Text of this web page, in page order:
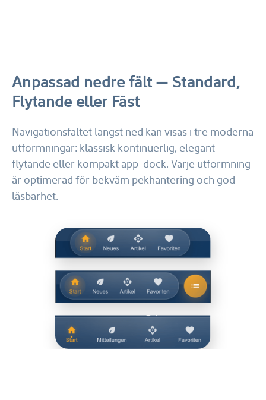
Anpassad nedre fält — Standard,
Flytande eller Fäst
Navigationsfältet längst ned kan visas i tre moderna
utformningar: klassisk kontinuerlig, elegant
flytande eller kompakt app-dock. Varje utformning
är optimerad för bekväm pekhantering och god
läsbarhet.